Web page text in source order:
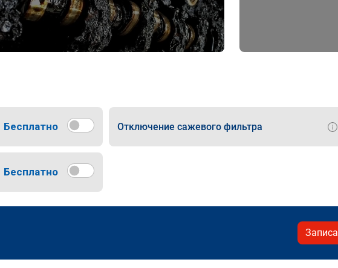
Бесплатно Отключение сажевого фильтра
Бесплатно